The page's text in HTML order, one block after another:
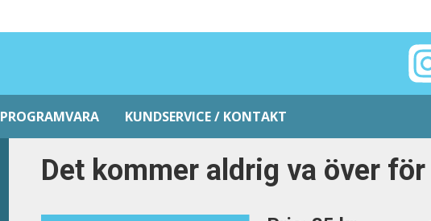
PROGRAMVARA KUNDSERVICE / KONTAKT
Det kommer aldrig va över